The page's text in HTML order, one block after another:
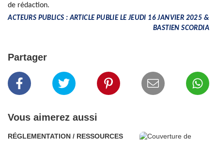
de rédaction.
ACTEURS PUBLICS : ARTICLE PUBLIE LE JEUDI 16 JANVIER 2025 &
BASTIEN SCORDIA
Partager
Vous aimerez aussi
RÉGLEMENTATION / RESSOURCES